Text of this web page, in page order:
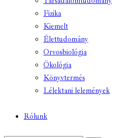
Fizika
Kiemelt
Élettudomány
Orvosbiológia
Ökológia
Könyvtermés
Lélektani lelemények
Rólunk